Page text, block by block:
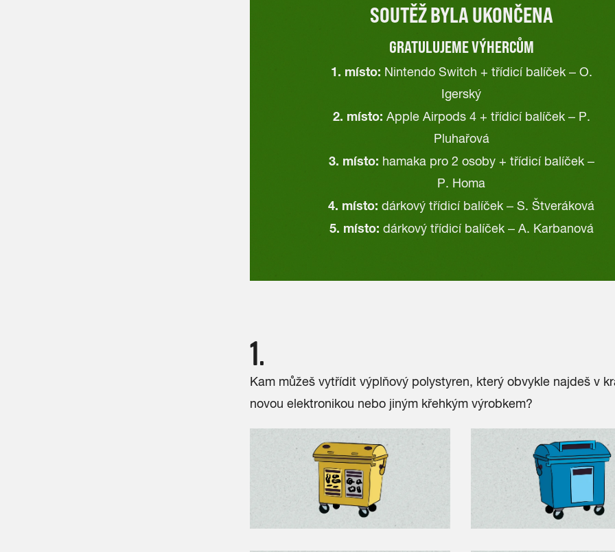
SOUTĚŽ BYLA UKONČENA
GRATULUJEME VÝHERCŮM
1. místo: Nintendo Switch + třídicí balíček – O.
Igerský
2. místo: Apple Airpods 4 + třídicí balíček – P.
Pluhařová
3. místo: hamaka pro 2 osoby + třídicí balíček –
P. Homa
4. místo: dárkový třídicí balíček – S. Štveráková
5. místo: dárkový třídicí balíček – A. Karbanová
1.
Kam můžeš vytřídit výplňový polystyren, který obvykle najdeš v
novou elektronikou nebo jiným křehkým výrobkem?